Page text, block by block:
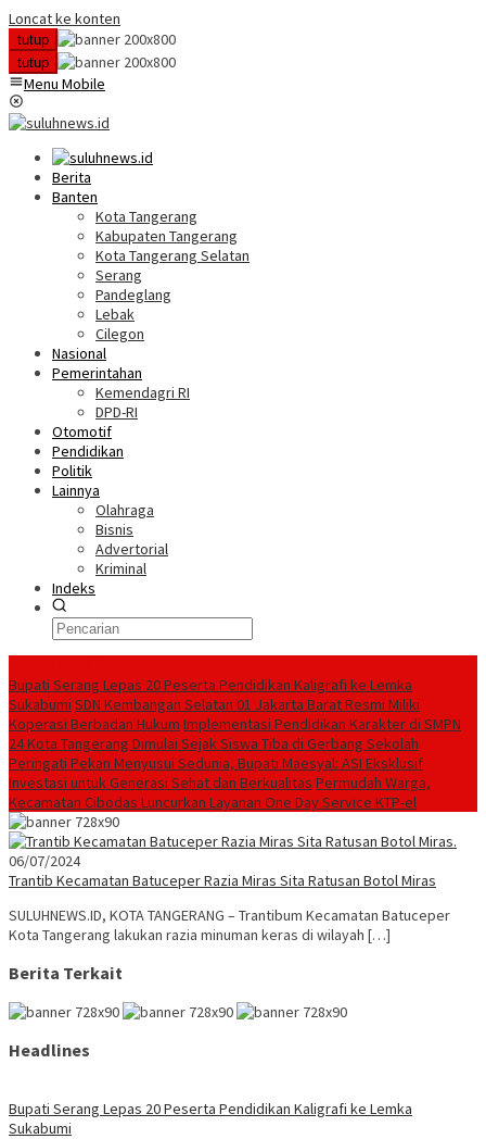
Loncat ke konten
tutup
tutup
Menu Mobile
Berita
Banten
Kota Tangerang
Kabupaten Tangerang
Kota Tangerang Selatan
Serang
Pandeglang
Lebak
Cilegon
Nasional
Pemerintahan
Kemendagri RI
DPD-RI
Otomotif
Pendidikan
Politik
Lainnya
Olahraga
Bisnis
Advertorial
Kriminal
Indeks
Bupati Serang Lepas 20 Peserta Pendidikan Kaligrafi ke Lemka
Sukabumi SDN Kembangan Selatan 01 Jakarta Barat Resmi Miliki
Koperasi Berbadan Hukum Implementasi Pendidikan Karakter di SMPN
24 Kota Tangerang Dimulai Sejak Siswa Tiba di Gerbang Sekolah
Peringati Pekan Menyusui Sedunia, Bupati Maesyal: ASI Eksklusif
Investasi untuk Generasi Sehat dan Berkualitas Permudah Warga,
Kecamatan Cibodas Luncurkan Layanan One Day Service KTP-el
06/07/2024
Trantib Kecamatan Batuceper Razia Miras Sita Ratusan Botol Miras
SULUHNEWS.ID, KOTA TANGERANG – Trantibum Kecamatan Batuceper
Kota Tangerang lakukan razia minuman keras di wilayah […]
Berita Terkait
Headlines
Bupati Serang Lepas 20 Peserta Pendidikan Kaligrafi ke Lemka
Sukabumi